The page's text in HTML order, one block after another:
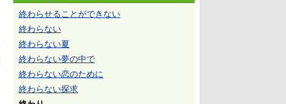
終わらせることができない
終わらない
終わらない夏
終わらない夢の中で
終わらない恋のために
終わらない探求